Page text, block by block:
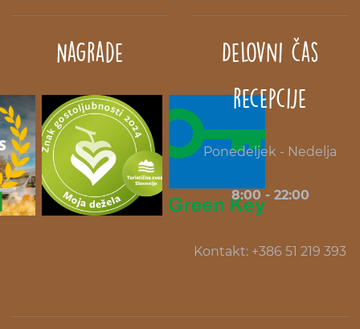
Nagrade
Delovni čas
recepcije
Ponedeljek - Nedelja
8:00 - 22:00
Kontakt: +386 51 219 393